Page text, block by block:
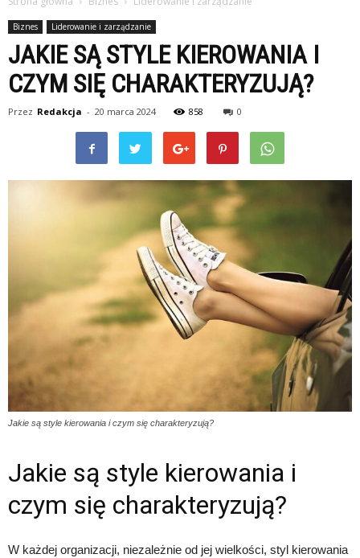
Biznes Liderowanie i zarządzanie
JAKIE SĄ STYLE KIEROWANIA I
CZYM SIĘ CHARAKTERYZUJĄ?
Przez Redakcja - 20 marca 2024 858 0
Jakie są style kierowania i czym się charakteryzują?
Jakie są style kierowania i
czym się charakteryzują?
W każdej organizacji, niezależnie od jej wielkości, styl kierowania